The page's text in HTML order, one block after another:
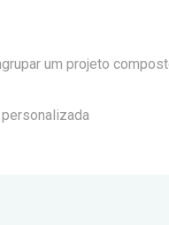
um projeto